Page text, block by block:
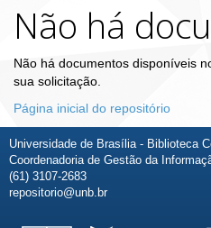
Não há
Não há documentos disponíveis
sua solicitação.
Página inicial do repositório
Universidade de Brasília - Biblioteca
Coordenadoria de Gestão da
(61) 3107-2683
repositorio@unb.br